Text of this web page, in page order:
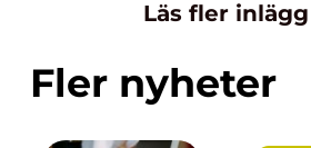
Läs fler
Fler nyheter